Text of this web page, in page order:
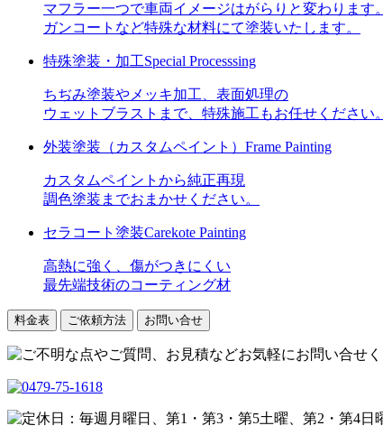
マフラー一つで車両イメージはがらりと変わります。
ガンコートなど特殊な材料にて塗装いたします。
特殊塗装・加工Special Processsing
ちぢみ塗装やメッキ加工、表面処理の
ウェットブラストまで、特殊施工もお任せください。
外装塗装 （カスタムペイント） Frame Painting
カスタムペイントから純正再現
調色塗装までおまかせください。
セラコート塗装Carekote Painting
高熱に強く、傷がつきにくい
最先端技術のコーティング材
料金表 ご依頼方法 お問い合せ